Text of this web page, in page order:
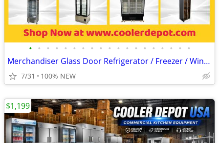
• • • • • • • • • • • • • • • • • • •
Merchandiser Glass Door Refrigerator / Freezer / Wine Cooler
7/31 100% NEW
$1,199